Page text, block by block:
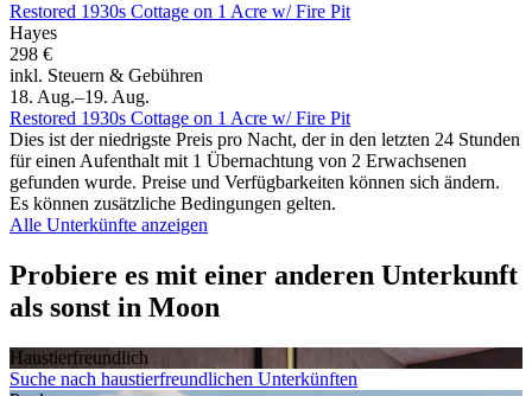
Restored 1930s Cottage on 1 Acre w/ Fire Pit
Hayes
298 €
inkl. Steuern & Gebühren
18. Aug.–19. Aug.
Restored 1930s Cottage on 1 Acre w/ Fire Pit
Dies ist der niedrigste Preis pro Nacht, der in den letzten 24 Stunden
für einen Aufenthalt mit 1 Übernachtung von 2 Erwachsenen
gefunden wurde. Preise und Verfügbarkeiten können sich ändern.
Es können zusätzliche Bedingungen gelten.
Alle Unterkünfte anzeigen
Probiere es mit einer anderen Unterkunft
als sonst in Moon
Haustier­freundlich
Suche nach haustierfreundlichen Unterkünften